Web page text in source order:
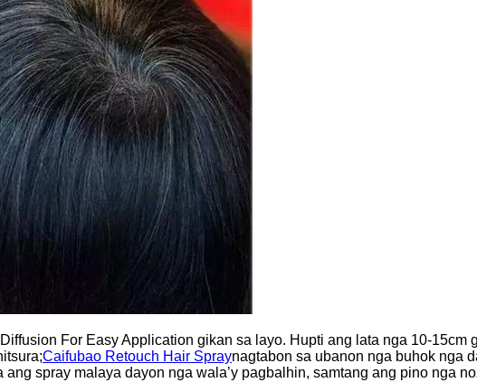
For Easy Application gikan sa layo. Hupti ang lata nga 10-15cm
Caifubao Retouch Hair Spraynagtabon sa ubanon nga buhok nga
spray malaya dayon nga wala’y pagbalhin, samtang ang pino nga